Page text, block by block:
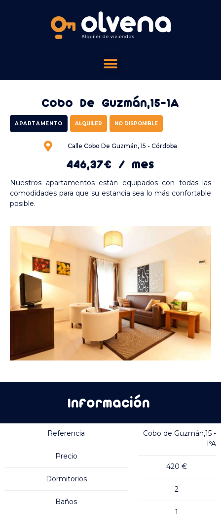
Cobo De Guzmán,15-1A
APARTAMENTO ALQUILER NO DISPONIBLE
Calle Cobo De Guzmán, 15 - Córdoba
446,37€ / mes
Nuestros apartamentos están equipados con todas las
comodidades para que su estancia sea lo más confortable
posible.
Información
Referencia
Precio
Dormitorios
Baños
Cobo de Guzmán,15 -
1ºA
420 €
2
1